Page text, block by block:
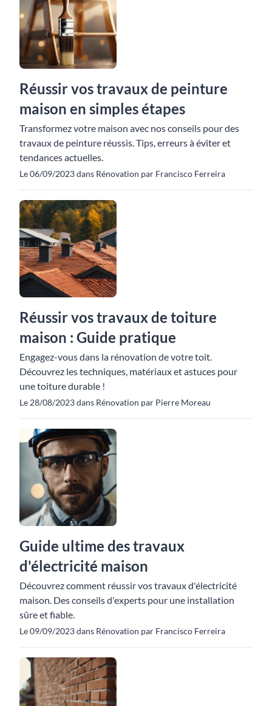
Réussir vos travaux de peinture
maison en simples étapes
Transformez votre maison avec nos conseils pour des
travaux de peinture réussis. Tips, erreurs à éviter et
tendances actuelles.
Le 06/09/2023 dans Rénovation par Francisco Ferreira
Réussir vos travaux de toiture
maison : Guide pratique
Engagez-vous dans la rénovation de votre toit.
Découvrez les techniques, matériaux et astuces pour
une toiture durable !
Le 28/08/2023 dans Rénovation par Pierre Moreau
Guide ultime des travaux
d'électricité maison
Découvrez comment réussir vos travaux d'électricité
maison. Des conseils d'experts pour une installation
sûre et fiable.
Le 09/09/2023 dans Rénovation par Francisco Ferreira